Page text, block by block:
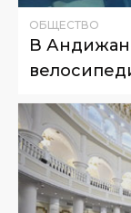
ОБЩЕСТВО
В